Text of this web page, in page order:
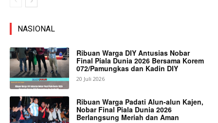
NASIONAL
Ribuan Warga DIY Antusias Nobar
Final Piala Dunia 2026 Bersama Korem
072/Pamungkas dan Kadin DIY
20 Juli 2026
Ribuan Warga Padati Alun-alun Kajen,
Nobar Final Piala Dunia 2026
Berlangsung Meriah dan Aman